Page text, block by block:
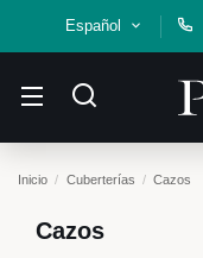
Español
Inicio Cuberterías Cazos
Cazos